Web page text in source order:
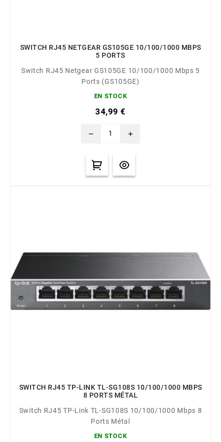
SWITCH RJ45 NETGEAR GS105GE 10/100/1000 MBPS
5 PORTS
Switch RJ45 Netgear GS105GE 10/100/1000 Mbps 5
Ports (GS105GE)
EN STOCK
34,99 €
remove add
SWITCH RJ45 TP-LINK TL-SG108S 10/100/1000 MBPS
8 PORTS MÉTAL
Switch RJ45 TP-Link TL-SG108S 10/100/1000 Mbps 8
Ports Métal
EN STOCK